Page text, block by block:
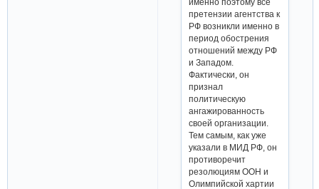
претензии агентства к
РФ возникли именно в
период обострения
отношений между РФ
и Западом.
Фактически, он
признал
политическую
ангажированность
своей организации.
Тем самым, как уже
указали в МИД РФ, он
противоречит
резолюциям ООН и
Олимпийской хартии